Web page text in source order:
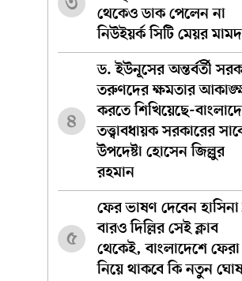
থেকেও ডাক পেলেন না
নিউইয়র্ক সিটি মেয়র
৪
ড. ইউনূসের অন্তর্বর্তী
তরুণদের ক্ষমতার
করতে শিখিয়েছে-
তত্ত্বাবধায়ক সরকারের
উপদেষ্টা হোসেন জিল্লুর
রহমান
৫
ফের ভাষণ দেবেন
বারও দিল্লির সেই ক্লাব
থেকেই, বাংলাদেশে ফেরা
নিয়ে থাকবে কি নতুন